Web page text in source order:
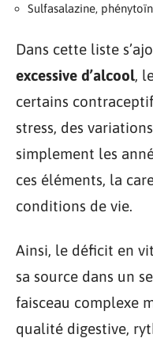
Sulfasalazine,
Dans cette liste
excessive d’alcool,
certains
stress, des
simplement les
ces éléments, la
conditions de vie.
Ainsi, le déficit en
sa source dans un
faisceau complexe
qualité digestive,